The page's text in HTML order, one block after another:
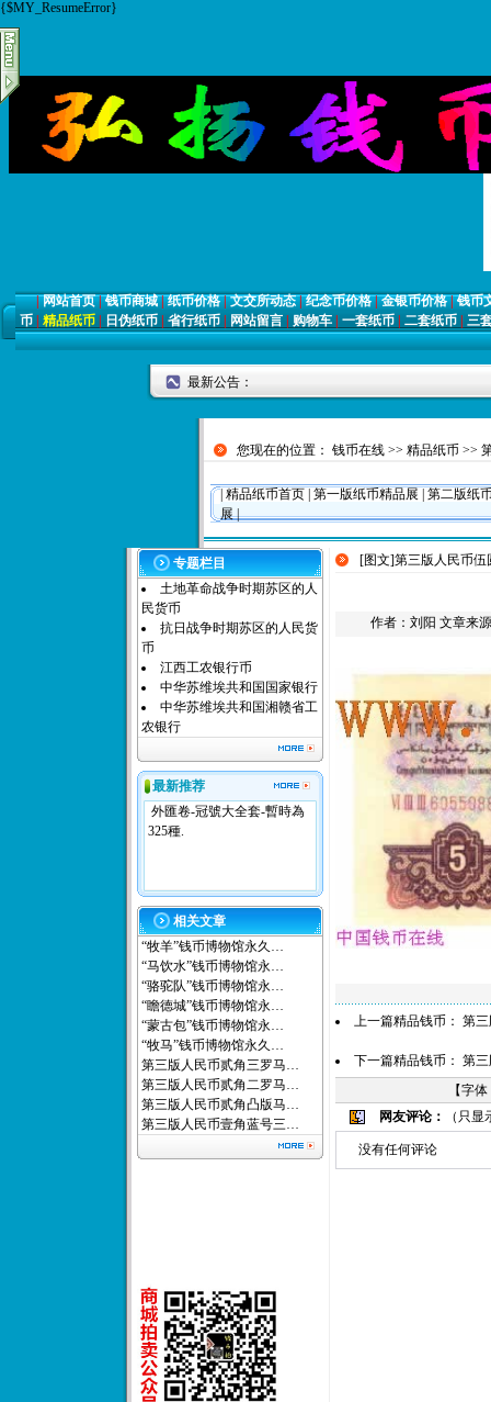
{$MY_ResumeError}
|网站首页|钱币商城|纸币价格|文交所动态|纪念币价格|金银币价格|钱币
币 | 精品纸币 | 日伪纸币 | 省行纸币 | 网站留言 | 购物车 | 一套纸币 | 二套纸币 | 三
最新公告：
您现在的位置： 钱币在线 >> 精品纸币 >>
|精品纸币首页 |第一版纸币精品展 |第二版纸
展|
专题栏目
土地革命战争时期苏区的人
民货币
抗日战争时期苏区的人民货
币
江西工农银行币
中华苏维埃共和国国家银行
中华苏维埃共和国湘赣省工
农银行
最新推荐
外匯卷-冠號大全套-暫時為
325種.
相关文章
“牧羊”钱币博物馆永久…
“马饮水”钱币博物馆永…
“骆驼队”钱币博物馆永…
“瞻德城”钱币博物馆永…
“蒙古包”钱币博物馆永…
“牧马”钱币博物馆永久…
第三版人民币贰角三罗马…
第三版人民币贰角二罗马…
第三版人民币贰角凸版马…
第三版人民币壹角蓝号三…
[图文]第三版人民币伍
作者： 刘阳 文章来
上一篇精品钱币： 第
下一篇精品钱币： 第
【字
网友评论：
（只
没有任何评论